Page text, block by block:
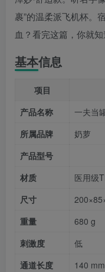
裹”的温柔派飞机杯。
血？看完这篇，你就
基本信息
项目
产品名称
一夫当
所属品牌
奶萝
产品型号
材质
医用级
尺寸
重量
680 g
刺激度
低
通道长度
140 mm